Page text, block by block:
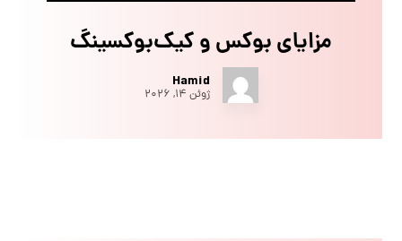
مزایای بوکس و کیک‌بوکسینگ
Hamid
ژوئن ۱۴, ۲۰۲۶